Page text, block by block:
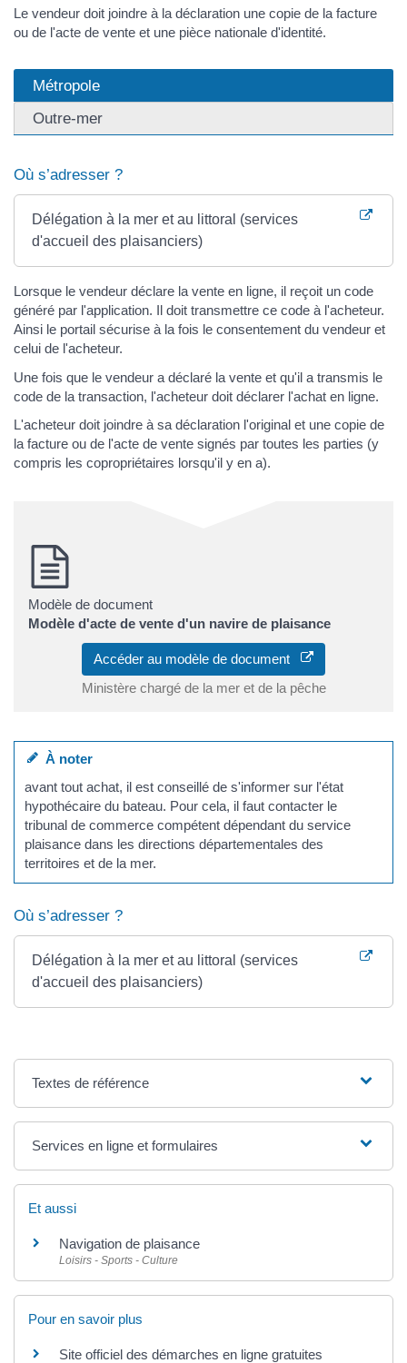
Le vendeur doit joindre à la déclaration une copie de la facture
ou de l'acte de vente et une pièce nationale d'identité.
Métropole
Outre-mer
Où s’adresser ?
Délégation à la mer et au littoral (services
d'accueil des plaisanciers)
Lorsque le vendeur déclare la vente en ligne, il reçoit un code
généré par l'application. Il doit transmettre ce code à l'acheteur.
Ainsi le portail sécurise à la fois le consentement du vendeur et
celui de l'acheteur.
Une fois que le vendeur a déclaré la vente et qu'il a transmis le
code de la transaction, l'acheteur doit déclarer l'achat en ligne.
L'acheteur doit joindre à sa déclaration l'original et une copie de
la facture ou de l'acte de vente signés par toutes les parties (y
compris les copropriétaires lorsqu'il y en a).
Modèle de document
Modèle d'acte de vente d'un navire de plaisance
Accéder au modèle de document
Ministère chargé de la mer et de la pêche
À noter
avant tout achat, il est conseillé de s'informer sur l'état
hypothécaire du bateau. Pour cela, il faut contacter le
tribunal de commerce compétent dépendant du service
plaisance dans les directions départementales des
territoires et de la mer.
Où s’adresser ?
Délégation à la mer et au littoral (services
d'accueil des plaisanciers)
Textes de référence
Services en ligne et formulaires
Et aussi
Navigation de plaisance
Loisirs - Sports - Culture
Pour en savoir plus
Site officiel des démarches en ligne gratuites